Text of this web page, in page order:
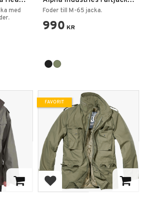
med
ALS Liner
Foder till M-65 jacka.
990 KR
Lägg till i favoriter
FAVORIT